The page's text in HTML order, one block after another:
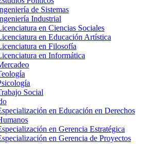
de Sistemas
Industrial
en Ciencias Sociales
en Educación Artística
en Filosofía
en Informática
Social
en Educación en Derechos
en Gerencia Estratégica
en Gerencia de Proyectos